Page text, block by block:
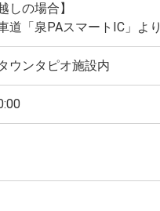
しの場合】
道「泉PAスマートIC」よ
ウンタピオ施設内